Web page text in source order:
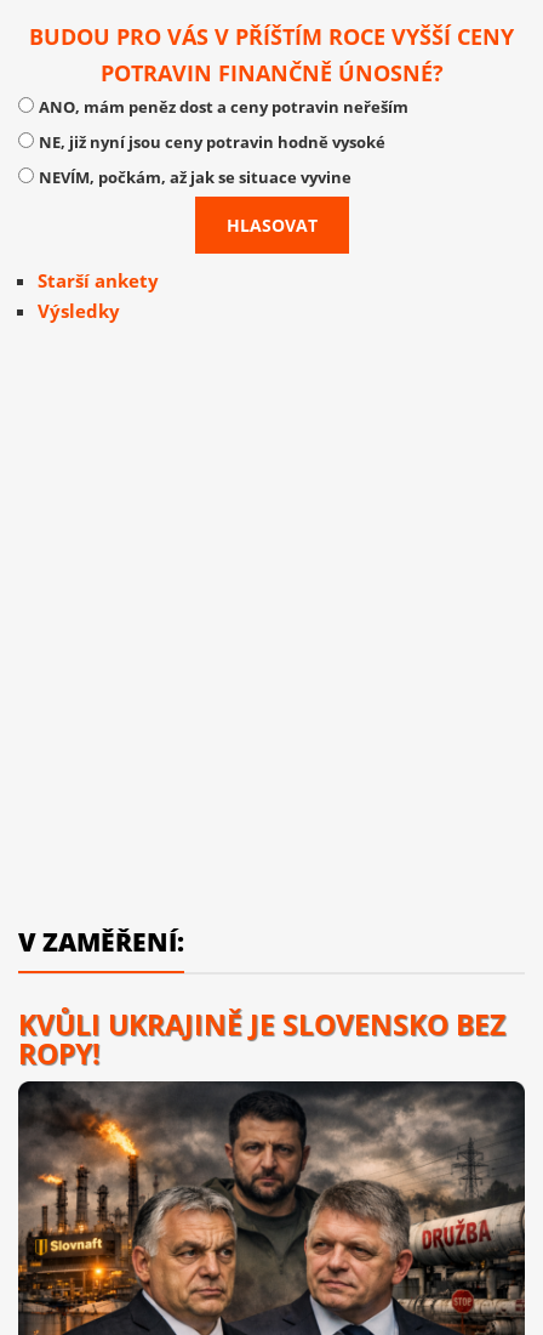
BUDOU PRO VÁS V PŘÍŠTÍM ROCE VYŠŠÍ CENY
POTRAVIN FINANČNĚ ÚNOSNÉ?
ANO, mám peněz dost a ceny potravin neřeším
NE, již nyní jsou ceny potravin hodně vysoké
NEVÍM, počkám, až jak se situace vyvine
Starší ankety
Výsledky
V ZAMĚŘENÍ:
KVŮLI UKRAJINĚ JE SLOVENSKO BEZ
ROPY!